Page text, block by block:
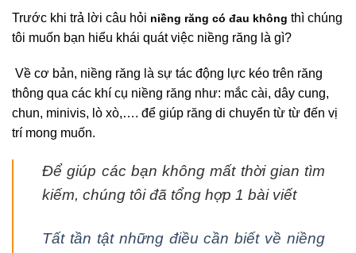
Trước khi trả lời câu hỏi niềng răng có đau không thì chúng
tôi muốn bạn hiểu khái quát việc niềng răng là gì?
Về cơ bản, niềng răng là sự tác động lực kéo trên răng
thông qua các khí cụ niềng răng như: mắc cài, dây cung,
chun, minivis, lò xò,…. để giúp răng di chuyển từ từ đến vị
trí mong muốn.
Để giúp các bạn không mất thời gian tìm
kiếm, chúng tôi đã tổng hợp 1 bài viết
Tất tần tật những điều cần biết về niềng